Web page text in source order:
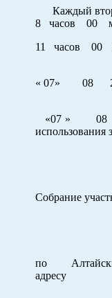
8 часов 00
11 часов 00
« 07» 08
«07 » 08
использования
Собрание
по
адресу
ул.